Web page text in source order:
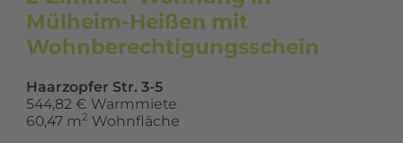
Mülheim-Heißen mit
Wohnberechtigungsschein
Haarzopfer Str. 3-5
544,82 € Warmmiete
60,47 m2 Wohnfläche